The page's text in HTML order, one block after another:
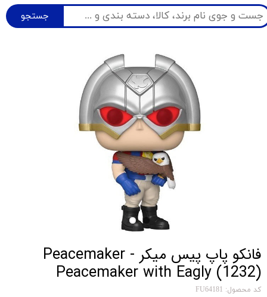
جستجو
فانکو پاپ پیس میکر Peacemaker -
Peacemaker with Eagly (1232)
کد محصول: FU64181